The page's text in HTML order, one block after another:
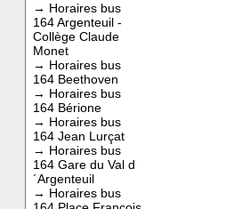
→ Horaires bus
164 Argenteuil -
Collège Claude
Monet
→ Horaires bus
164 Beethoven
→ Horaires bus
164 Bérione
→ Horaires bus
164 Jean Lurçat
→ Horaires bus
164 Gare du Val d
´Argenteuil
→ Horaires bus